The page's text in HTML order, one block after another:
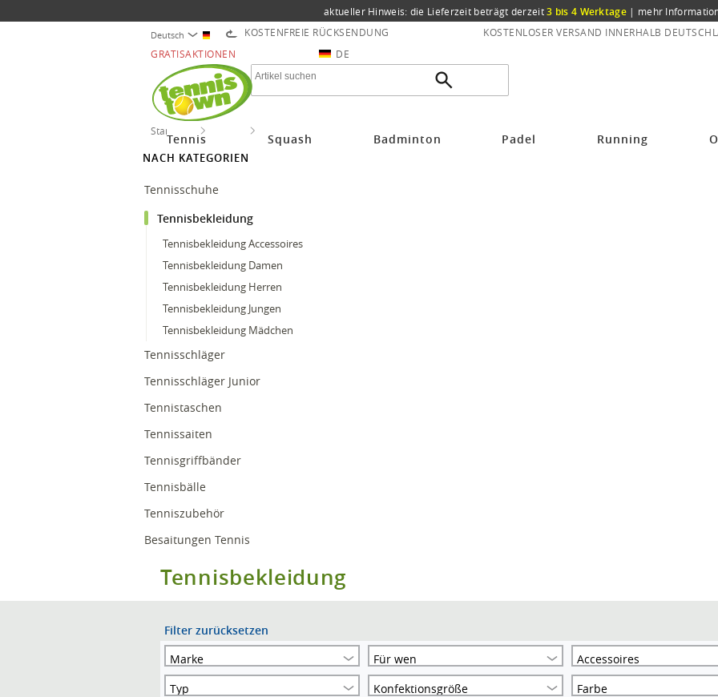
aktueller Hinweis: die Lieferzeit beträgt derzeit3 bis 4 Werktage | mehr
Deutsch KOSTENFREIE RÜCKSENDUNG KOSTENLOSER VERSAND INNERHALB
GRATISAKTIONEN
DE
Tennis Squash Badminton Padel Running
Startseite
NACH KATEGORIEN
Tennisschuhe
Tennisbekleidung
Tennisbekleidung Accessoires
Tennisbekleidung Damen
Tennisbekleidung Herren
Tennisbekleidung Jungen
Tennisbekleidung Mädchen
Tennisschläger
Tennisschläger Junior
Tennistaschen
Tennissaiten
Tennisgriffbänder
Tennisbälle
Tenniszubehör
Besaitungen Tennis
Tennisbekleidung
Filter zurücksetzen
Marke
Für wen
Accessoires
Typ
Konfektionsgröße
Farbe